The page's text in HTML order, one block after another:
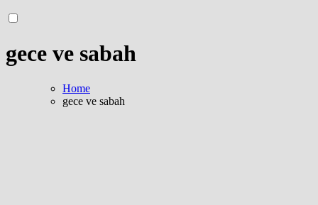
gece ve sabah
Home
gece ve sabah